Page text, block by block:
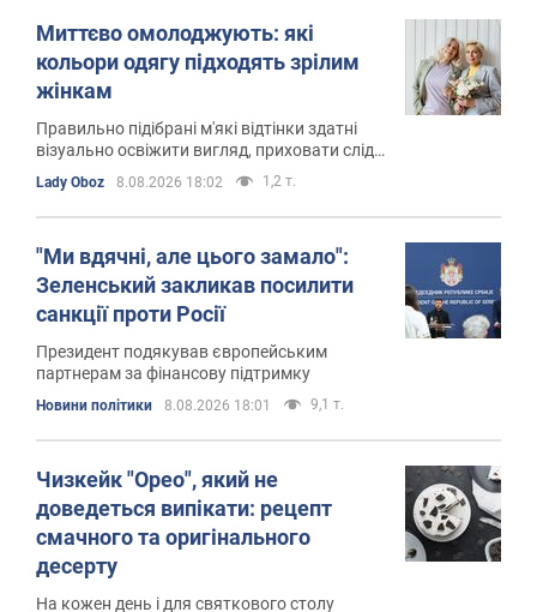
Миттєво омолоджують: які
кольори одягу підходять зрілим
жінкам
Правильно підібрані м'які відтінки здатні
візуально освіжити вигляд, приховати сліди
Lady Oboz 8.08.2026 18:02 1,2 т.
"Ми вдячні, але цього замало":
Зеленський закликав посилити
санкції проти Росії
Президент подякував європейським
партнерам за фінансову підтримку
Новини політики 8.08.2026 18:01 9,1 т.
Чизкейк "Орео", який не
доведеться випікати: рецепт
смачного та оригінального
десерту
На кожен день і для святкового столу